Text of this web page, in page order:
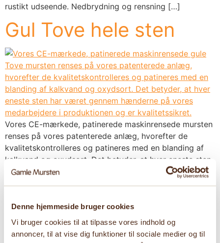
Denne hjemmeside bruger cookies
Vi bruger cookies til at tilpasse vores indhold og
annoncer, til at vise dig funktioner til sociale medier og til
rustikt udseende. Nedbrydning og rensning […]
Gul Tove hele sten
Vores CE-mærkede, patinerede maskinrensede mursten
renses på vores patenterede anlæg, hvorefter de
kvalitetskontrolleres og patineres med en blanding af
kalkvand og oxydsort. Det betyder, at hver eneste sten
har været gennem hænderne på vores medarbejdere i
produktionen og er kvalitetssikret. Vi anbefaler
rustikt udseende. Nedbrydning og rensning […]
Rød maskinrensede